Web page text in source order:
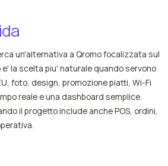
un'alternativa a Qromo focalizzata sul
e' la scelta piu' naturale quando servono
foto, design, promozione piatti, Wi-Fi
reale e una dashboard semplice.
il progetto include anche POS, ordini,